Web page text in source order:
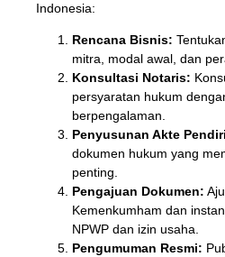
Indonesia:
Rencana Bisnis:
mitra, modal awal, dan
Konsultasi Notaris:
persyaratan hukum
berpengalaman.
Penyusunan Akte
dokumen hukum yang
penting.
Pengajuan Dokumen:
Kemenkumham dan
NPWP dan izin usaha.
Pengumuman Resmi: